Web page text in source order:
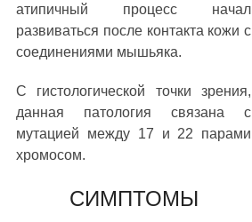
атипичный процесс начал
развиваться после контакта кожи с
соединениями мышьяка.
С гистологической точки зрения,
данная патология связана с
мутацией между 17 и 22 парами
хромосом.
СИМПТОМЫ